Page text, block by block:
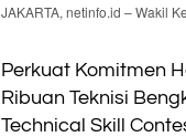
JAKARTA, netinfo.id – Wakil
Perkuat Komitmen
Ribuan Teknisi
Technical Skill